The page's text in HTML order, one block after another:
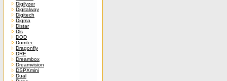
Digilyzer
Digitalway
Digitech
Digma
Distar
Dls
DOD
Domtec
Dragonfly
DRE
Dreambox
Dreamvision
DSPXmini
Dual